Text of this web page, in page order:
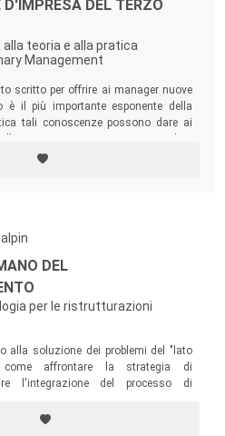
D'IMPRESA DEL TERZO
alla teoria e alla pratica
Management
scritto per offrire ai manager nuove
è il più importante esponente della
tali conoscenze possono dare ai
di turbolenza, e fino ai sicuri
DEL
per le ristrutturazioni
alla soluzione dei problemi del "lato
come affrontare la strategia di
l'integrazione del processo di